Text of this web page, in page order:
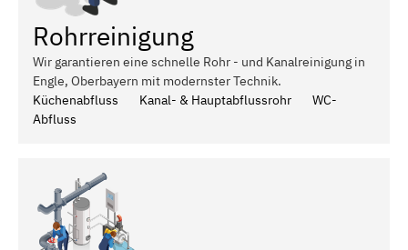
Rohrreinigung
Wir garantieren eine schnelle Rohr - und Kanalreinigung in
Engle, Oberbayern mit modernster Technik.
Küchenabfluss
Kanal- & Hauptabflussrohr
WC-
Abfluss